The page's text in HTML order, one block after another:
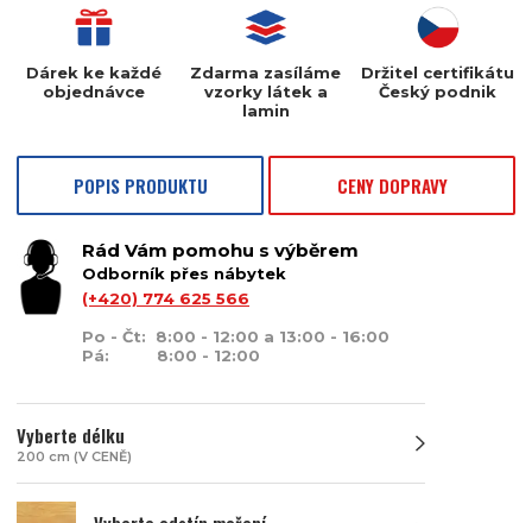
Dárek ke každé
objednávce
Zdarma zasíláme
vzorky látek a
lamin
Držitel certifikátu
Český podnik
POPIS PRODUKTU CENY DOPRAVY
Rád Vám pomohu s výběrem
Odborník přes nábytek
(+420) 774 625 566
Po - Čt: 8:00 - 12:00 a 13:00 - 16:00
Pá: 8:00 - 12:00
Vyberte délku
200 cm (V CENĚ)